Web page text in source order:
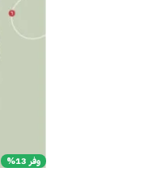
وفر 13%